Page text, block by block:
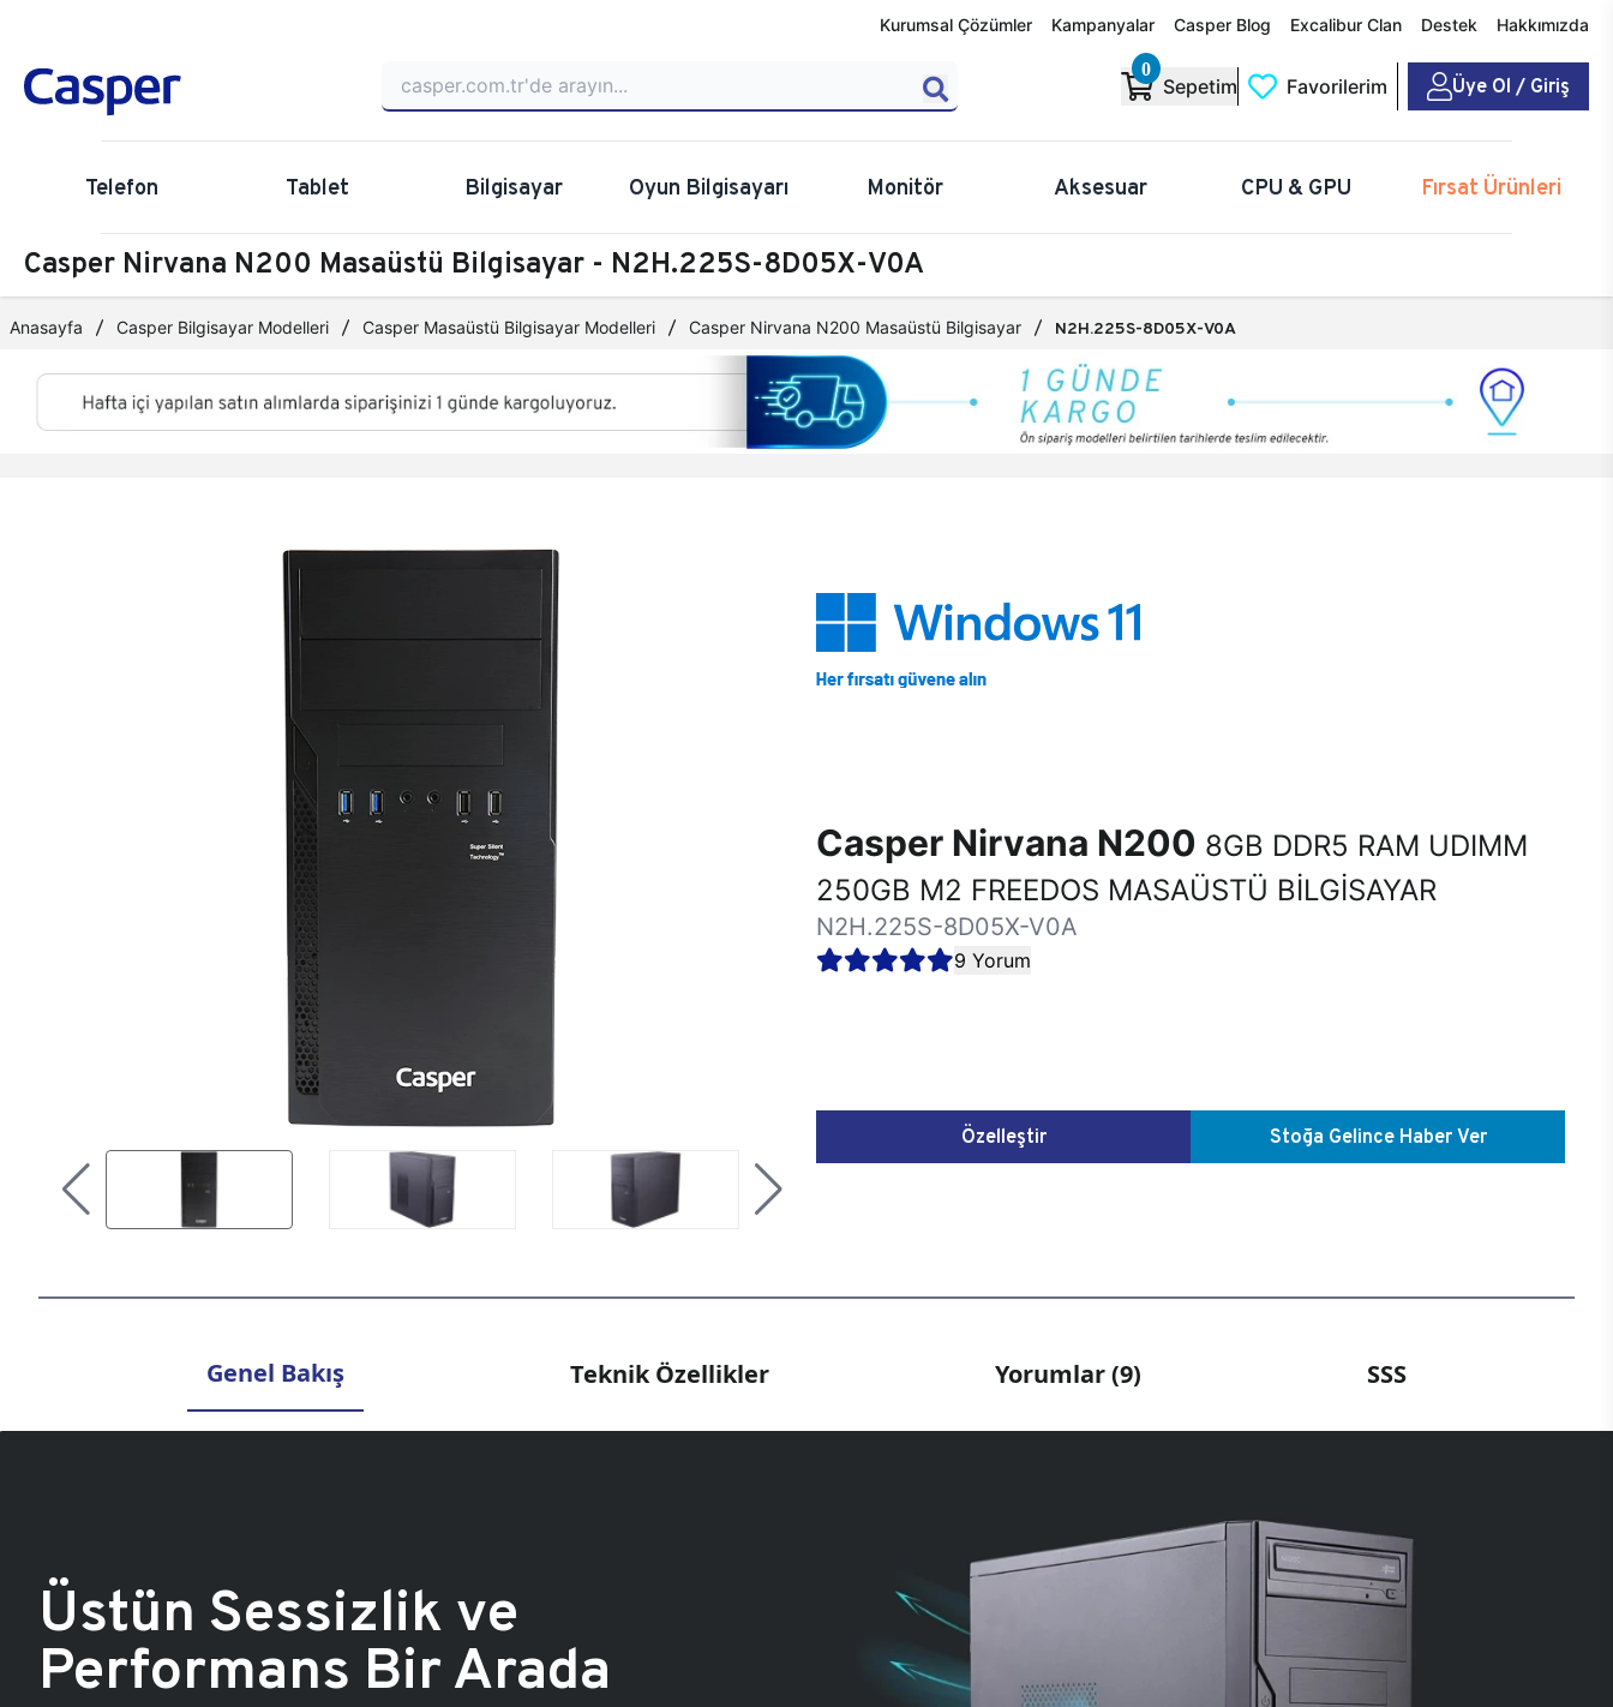
Kurumsal Çözümler Kampanyalar Casper Blog Excalibur Clan Destek Hakkımızda
0
Sepetim Favorilerim Üye Ol / Giriş
Telefon Tablet Bilgisayar Oyun Bilgisayarı Monitör Aksesuar CPU & GPU Fırsat Ürünleri
Casper Nirvana N200 Masaüstü Bilgisayar - N2H.225S-8D05X-V0A
Anasayfa Casper Bilgisayar Modelleri Casper Masaüstü Bilgisayar Modelleri Casper Nirvana N200 Masaüstü Bilgisayar N2H.225S-8D05X-V0A
Casper Nirvana N200 8GB DDR5 RAM UDIMM
250GB M2 FREEDOS MASAÜSTÜ BİLGİSAYAR
N2H.225S-8D05X-V0A
9 Yorum
Özelleştir Stoğa Gelince Haber Ver
Genel Bakış Teknik Özellikler Yorumlar (9) SSS
Üstün Sessizlik ve
Performans Bir Arada